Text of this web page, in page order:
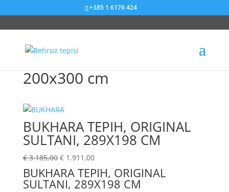
+385 1 6176 424
200x300 cm
Sniženje od 40%
BUKHARA TEPIH, ORIGINAL
SULTANI, 289X198 CM
€3.185,00 €1.911,00
BUKHARA TEPIH, ORIGINAL
SULTANI, 289X198 CM
Sniženje od 53%
Sniženje od 79%
Sniženje od 40%
Sniženje od 58%
Sniženje od 60%
Sniženje od 41%
Sniženje od 52%
Sniženje od 70%
Sniženje od 53%
Sniženje od 68%
Sniženje od 11%